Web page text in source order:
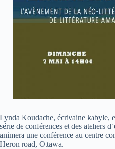
Lynda Koudache, écrivaine kabyle,
série de conférences et des ateliers
animera une conférence au centre
Heron road, Ottawa.